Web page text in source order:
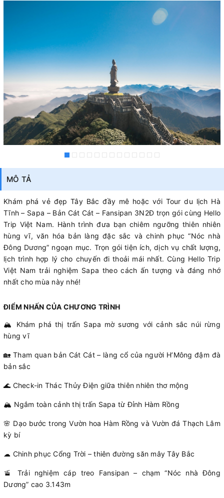
MÔ TẢ
Khám phá vẻ đẹp Tây Bắc đầy mê hoặc với Tour du lịch Hà
Tĩnh – Sapa – Bản Cát Cát – Fansipan 3N2Đ trọn gói cùng Hello
Trip Việt Nam. Hành trình đưa bạn chiêm ngưỡng thiên nhiên
hùng vĩ, văn hóa bản làng đặc sắc và chinh phục “Nóc nhà
Đông Dương” ngoạn mục. Trọn gói tiện ích, dịch vụ chất lượng,
lịch trình hợp lý cho chuyến đi thoải mái nhất. Cùng Hello Trip
Việt Nam trải nghiệm Sapa theo cách ấn tượng và đáng nhớ
nhất cho mùa này nhé!
ĐIỂM NHẤN CỦA CHƯƠNG TRÌNH
🏔 Khám phá thị trấn Sapa mờ sương với cảnh sắc núi rừng
hùng vĩ
🏡 Tham quan bản Cát Cát – làng cổ của người H’Mông đậm đà
bản sắc
🌊 Check-in Thác Thủy Điện giữa thiên nhiên thơ mộng
🏔 Ngắm toàn cảnh thị trấn Sapa từ Đỉnh Hàm Rồng
🌸 Dạo bước trong Vườn hoa Hàm Rồng và Vườn đá Thạch Lâm
kỳ bí
☁ Chinh phục Cổng Trời – thiên đường săn mây Tây Bắc
🚡 Trải nghiệm cáp treo Fansipan – chạm “Nóc nhà Đông
Dương” cao 3.143m